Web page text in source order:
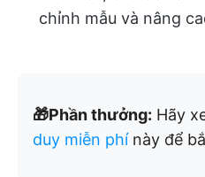
chỉnh mẫu và nâng
🎁Phần thưởng: Hãy
duy miễn phínày để